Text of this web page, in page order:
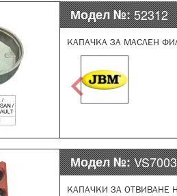
Модел №:52312
КАПАЧКА ЗА МАСЛЕН
Модел №:VS7003
КАПАЧКИ ЗА ОТВИВАНЕ